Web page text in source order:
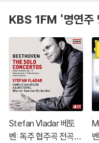
KBS 1FM '명연주
Stefan Vladar 베토
벤: 독주 협주곡 전곡집